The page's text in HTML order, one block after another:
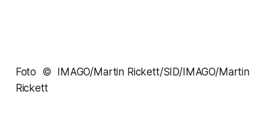
Foto © IMAGO/Martin Rickett/SID/IMAGO/Martin
Rickett